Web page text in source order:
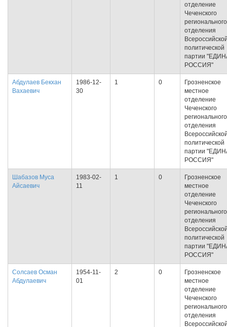
отделение
Чеченского
регионального
отделения
политической
партии
РОССИЯ"
Абдулаев Бекхан
Вахаевич
1986-12-
30
1 0
Грозненское
местное
отделение
Чеченского
регионального
отделения
политической
партии
РОССИЯ"
Шабазов Муса
Айсаевич
1983-02-
11
1 0
Грозненское
местное
отделение
Чеченского
регионального
отделения
политической
партии
РОССИЯ"
Солсаев Осман
Абдулаевич
1954-11-
01
2 0
Грозненское
местное
отделение
Чеченского
регионального
отделения